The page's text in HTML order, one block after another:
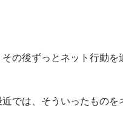
の後ずっとネット行動を
では、そういったもの